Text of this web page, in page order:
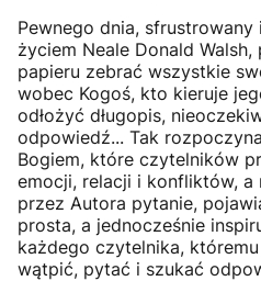
Pewnego dnia,
życiem Neale Donald
papieru zebrać wszystkie
wobec Kogoś, kto kieruje
odłożyć długopis,
odpowiedź... Tak
Bogiem, które czytelników
emocji, relacji i konfliktów, a
przez Autora pytanie,
prosta, a jednocześnie
każdego czytelnika,
wątpić, pytać i szukać